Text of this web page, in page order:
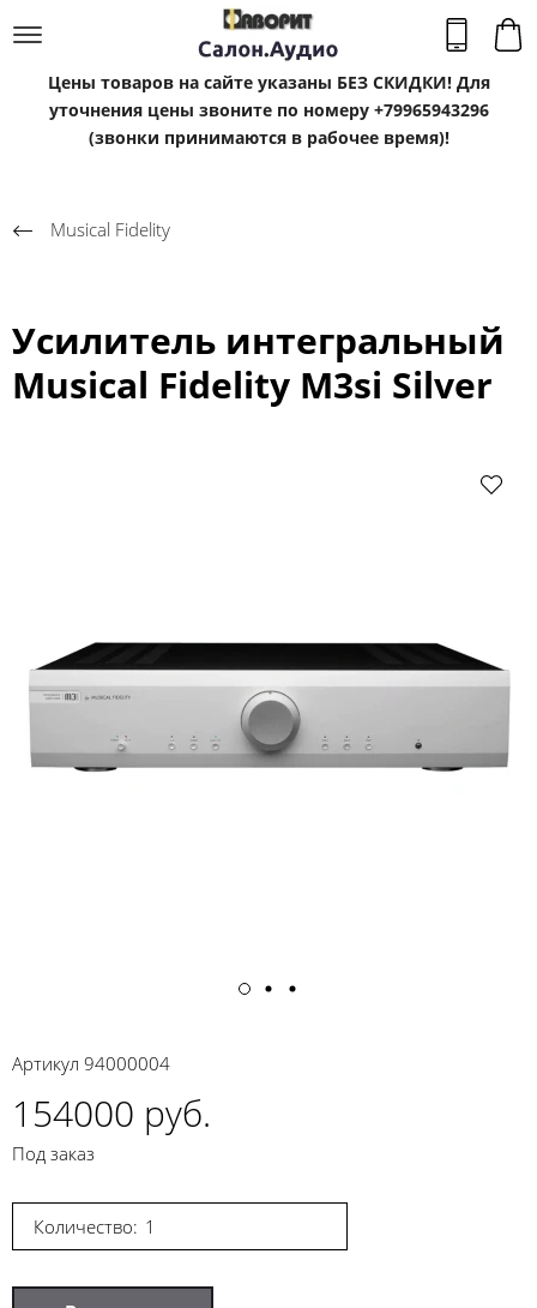
Цены товаров на сайте указаны БЕЗ СКИДКИ! Для
уточнения цены звоните по номеру +79965943296
(звонки принимаются в рабочее время)!
Musical Fidelity
Усилитель интегральный
Musical Fidelity M3si Silver
Артикул 94000004
154000 руб.
Под заказ
Количество: